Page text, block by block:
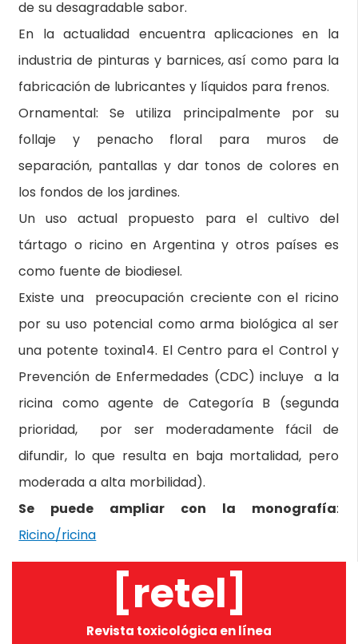
de su desagradable sabor.
En la actualidad encuentra aplicaciones en la
industria de pinturas y barnices, así como para la
fabricación de lubricantes y líquidos para frenos.
Ornamental: Se utiliza principalmente por su
follaje y penacho floral para muros de
separación, pantallas y dar tonos de colores en
los fondos de los jardines.
Un uso actual propuesto para el cultivo del
tártago o ricino en Argentina y otros países es
como fuente de biodiesel.
Existe una preocupación creciente con el ricino
por su uso potencial como arma biológica al ser
una potente toxina14. El Centro para el Control y
Prevención de Enfermedades (CDC) incluye a la
ricina como agente de Categoría B (segunda
prioridad, por ser moderadamente fácil de
difundir, lo que resulta en baja mortalidad, pero
moderada a alta morbilidad).
Se puede ampliar con la monografía:
Ricino/ricina
[retel]
Revista toxicológica en línea